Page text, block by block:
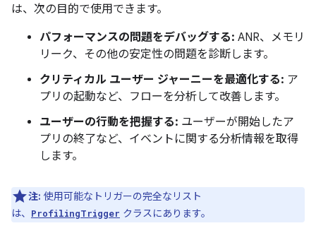
は、次の目的で使用できます。
パフォーマンスの問題をデバッグする: ANR、メモリ
リーク、その他の安定性の問題を診断します。
クリティカル ユーザー ジャーニーを最適化する: ア
プリの起動など、フローを分析して改善します。
ユーザーの行動を把握する: ユーザーが開始したア
プリの終了など、イベントに関する分析情報を取得
します。
注: 使用可能なトリガーの完全なリスト
は、
ProfilingTrigger クラスにあります。